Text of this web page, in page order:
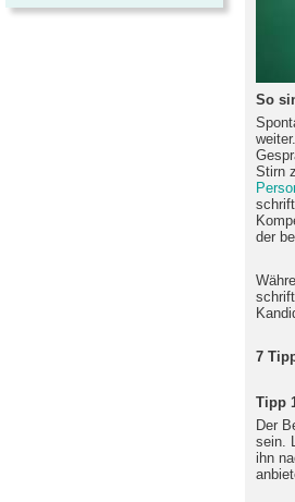
So
Stirn
der
7
Tipp
Der
sein.
ihn